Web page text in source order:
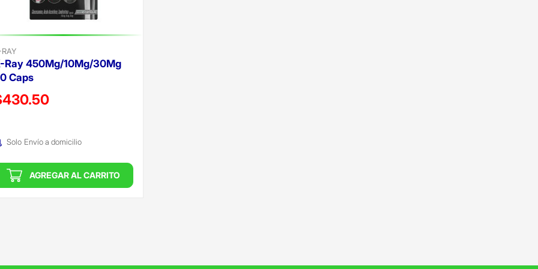
Ray 450Mg/10Mg/30Mg
Caps
reducido de
Solo Envío a domicilio
AGREGAR AL CARRITO